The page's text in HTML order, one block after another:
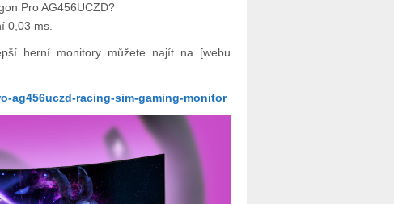
Pro AG456UCZD?
0,03 ms.
herní monitory můžete najít na [webu
ag456uczd-racing-sim-gaming-monitor